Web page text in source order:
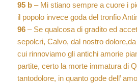
95 b– Mi stiano sempre a cuore i
il popolo invece goda del tronfio
96– Se qualcosa di gradito ed
sepolcri, Calvo, dal nostro
cui rinnoviamo gli antichi amorie
partite, certo la morte immatura di
tantodolore, in quanto gode dell’